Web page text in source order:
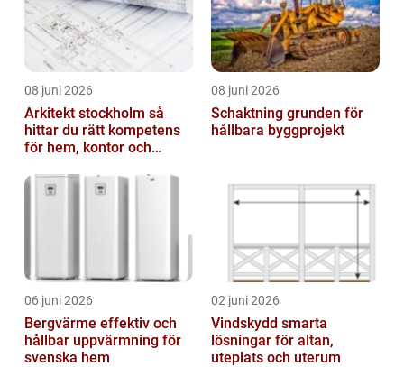
08 juni 2026
Arkitekt stockholm så
hittar du rätt kompetens
för hem, kontor och
08 juni 2026
Schaktning grunden för
hållbara byggprojekt
06 juni 2026
Bergvärme effektiv och
hållbar uppvärmning för
svenska hem
02 juni 2026
Vindskydd smarta
lösningar för altan,
uteplats och uterum